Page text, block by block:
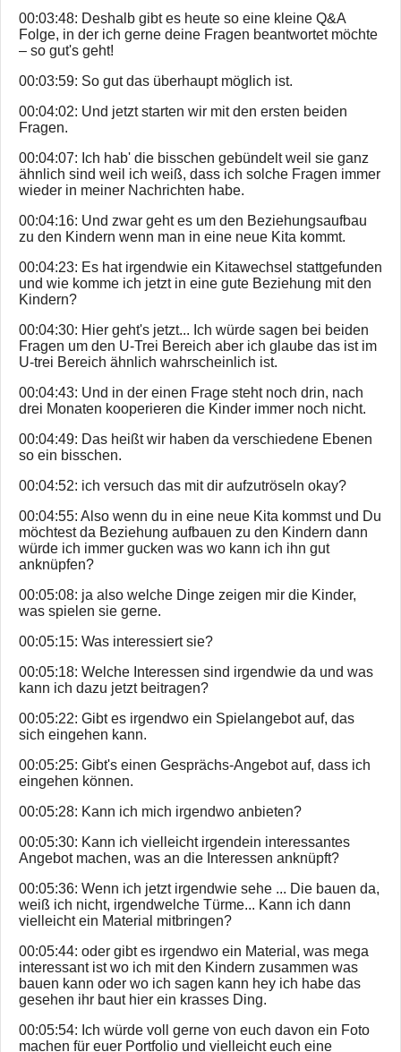
00:03:48: Deshalb gibt es heute so eine kleine Q&A
Folge, in der ich gerne deine Fragen beantwortet möchte
– so gut's geht!
00:03:59: So gut das überhaupt möglich ist.
00:04:02: Und jetzt starten wir mit den ersten beiden
Fragen.
00:04:07: Ich hab' die bisschen gebündelt weil sie ganz
ähnlich sind weil ich weiß, dass ich solche Fragen immer
wieder in meiner Nachrichten habe.
00:04:16: Und zwar geht es um den Beziehungsaufbau
zu den Kindern wenn man in eine neue Kita kommt.
00:04:23: Es hat irgendwie ein Kitawechsel stattgefunden
und wie komme ich jetzt in eine gute Beziehung mit den
Kindern?
00:04:30: Hier geht's jetzt... Ich würde sagen bei beiden
Fragen um den U-Trei Bereich aber ich glaube das ist im
U-trei Bereich ähnlich wahrscheinlich ist.
00:04:43: Und in der einen Frage steht noch drin, nach
drei Monaten kooperieren die Kinder immer noch nicht.
00:04:49: Das heißt wir haben da verschiedene Ebenen
so ein bisschen.
00:04:52: ich versuch das mit dir aufzutröseln okay?
00:04:55: Also wenn du in eine neue Kita kommst und Du
möchtest da Beziehung aufbauen zu den Kindern dann
würde ich immer gucken was wo kann ich ihn gut
anknüpfen?
00:05:08: ja also welche Dinge zeigen mir die Kinder,
was spielen sie gerne.
00:05:15: Was interessiert sie?
00:05:18: Welche Interessen sind irgendwie da und was
kann ich dazu jetzt beitragen?
00:05:22: Gibt es irgendwo ein Spielangebot auf, das
sich eingehen kann.
00:05:25: Gibt's einen Gesprächs-Angebot auf, dass ich
eingehen können.
00:05:28: Kann ich mich irgendwo anbieten?
00:05:30: Kann ich vielleicht irgendein interessantes
Angebot machen, was an die Interessen anknüpft?
00:05:36: Wenn ich jetzt irgendwie sehe ... Die bauen da,
weiß ich nicht, irgendwelche Türme... Kann ich dann
vielleicht ein Material mitbringen?
00:05:44: oder gibt es irgendwo ein Material, was mega
interessant ist wo ich mit den Kindern zusammen was
bauen kann oder wo ich sagen kann hey ich habe das
gesehen ihr baut hier ein krasses Ding.
00:05:54: Ich würde voll gerne von euch davon ein Foto
machen für euer Portfolio und vielleicht euch eine